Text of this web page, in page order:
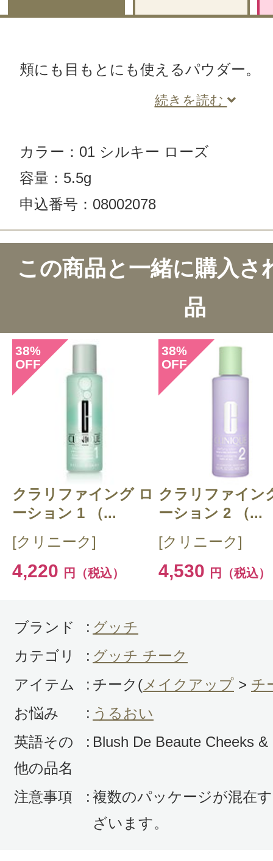
頬にも目もとにも使えるパウダー。
続きを読む
カラー：01 シルキー ローズ
容量：5.5g
申込番号：08002078
このコスメのレビューを書いて
クチコミを投稿する
CT 会員様は、マイページの「購
らクチコミ投稿すると1 商品に
ントプレゼント！
この商品と一緒に購入さ
品
38%
OFF
クラリファイング ロ
ーション 1 （...
[クリニーク]
4,220 円（税込）
38%
OFF
クラリファイン
ーション 2 （...
[クリニーク]
4,530 円（税込）
ブランド : グッチ
カテゴリ
: グッチ チーク
アイテム
: チーク(メイクアップ > チ
お悩み
: うるおい
英語その
他の品名
: Blush De Beaute Cheeks
注意事項 : 複数のパッケージが混在
ざいます。